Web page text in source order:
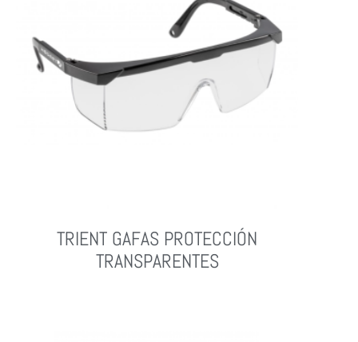
TRIENT GAFAS PROTECCIÓN
TRANSPARENTES